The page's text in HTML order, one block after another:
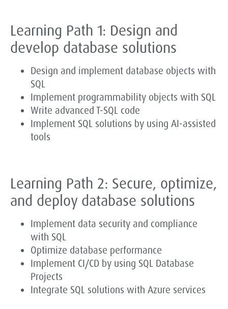
Learning Path 1: Design and
develop database solutions
Design and implement database objects with
SQL
Implement programmability objects with SQL
Write advanced T-SQL code
Implement SQL solutions by using AI-assisted
tools
Learning Path 2: Secure, optimize,
and deploy database solutions
Implement data security and compliance
with SQL
Optimize database performance
Implement CI/CD by using SQL Database
Projects
Integrate SQL solutions with Azure services